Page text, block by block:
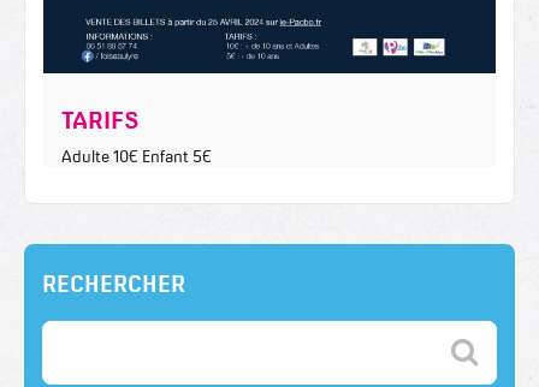
TARIFS
Adulte 10€ Enfant 5€
RECHERCHER